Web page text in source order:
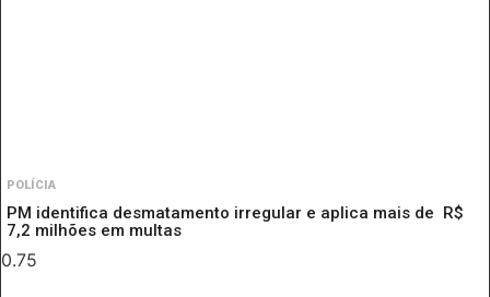
POLÍCIA
PM identifica desmatamento irregular e aplica mais de R$
7,2 milhões em multas